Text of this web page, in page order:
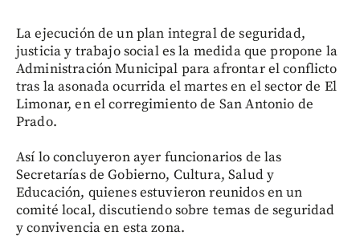
La ejecución de un plan integral de seguridad,
justicia y trabajo social es la medida que propone la
Administración Municipal para afrontar el conflicto
tras la asonada ocurrida el martes en el sector de El
Limonar, en el corregimiento de San Antonio de
Prado.
Así lo concluyeron ayer funcionarios de las
Secretarías de Gobierno, Cultura, Salud y
Educación, quienes estuvieron reunidos en un
comité local, discutiendo sobre temas de seguridad
y convivencia en esta zona.